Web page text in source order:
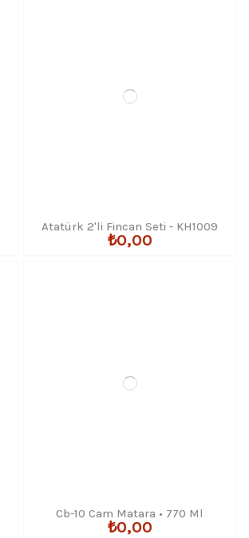
Atatürk 2'li Fincan Seti - KH1009
₺0,00
Cb-10 Cam Matara • 770 Ml
₺0,00